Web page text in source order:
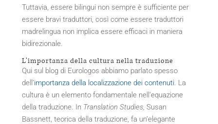
Tuttavia, essere bilingui non sempre è sufficiente per
essere bravi traduttori, così come essere traduttori
madrelingua non implica essere efficaci in maniera
bidirezionale.
L’importanza della cultura nella traduzione
Qui sul blog di Eurologos abbiamo parlato spesso
dell’importanza della localizzazione dei contenuti. La
cultura è un elemento fondamentale nell’equazione
della traduzione. In Translation Studies, Susan
Bassnett, teorica della traduzione, fa un’elegante